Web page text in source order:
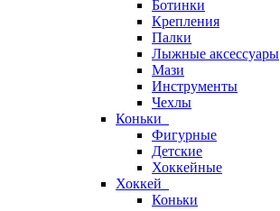
Ботинки
Крепления
Палки
Лыжные аксессуары
Мази
Инструменты
Чехлы
Коньки
Фигурные
Детские
Хоккейные
Хоккей
Коньки